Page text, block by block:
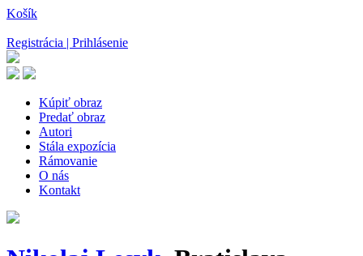
Košík
Registrácia | Prihlásenie
Kúpiť obraz
Predať obraz
Autori
Stála expozícia
Rámovanie
O nás
Kontakt